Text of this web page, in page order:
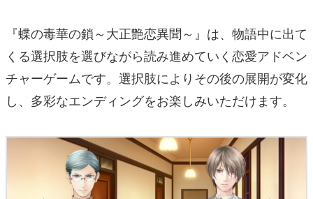
『蝶の毒華の鎖～大正艶恋異聞～』は、物語中に出て
くる選択肢を選びながら読み進めていく恋愛アドベン
チャーゲームです。選択肢によりその後の展開が変化
し、多彩なエンディングをお楽しみいただけます。